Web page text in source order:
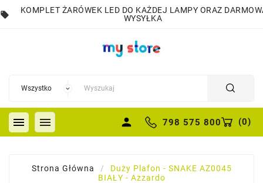
local_offer
KOMPLET ŻARÓWEK LED DO KAŻDEJ LAMPY ORAZ
WYSYŁKA
  person 798 575 800 (0)
Strona Główna
Duży Plafon - SNAKE AZ0045
BIAŁY - Azzardo